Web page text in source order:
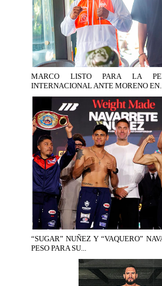
MARCO LISTO PARA LA
INTERNACIONAL ANTE MORENO
“SUGAR” NUÑEZ Y “VAQUERO”
PESO PARA SU...